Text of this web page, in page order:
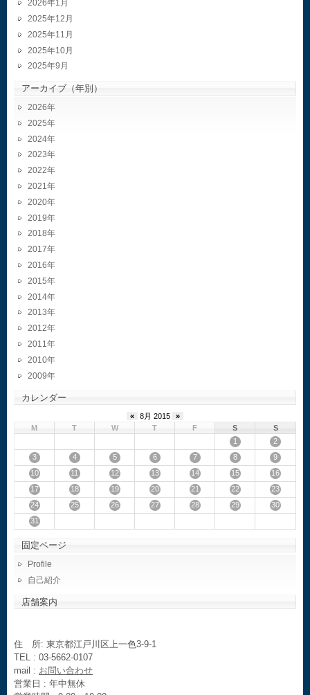
2026年1月
2025年12月
2025年11月
2025年10月
2025年9月
アーカイブ（年別）
2026
2025
2024
2023
2022
2021
2020
2019
2018
2017
2016
2015
2014
2013
2012
2011
2010
2009
カレンダー
« 8月 2015
»
M
T W T F S
S
1
2
3
4 5 6 7 8
9
10
11 12 13 14 15
16
17
18 19 20 21 22
23
24
25 26 27 28 29
30
31
固定ページ
Profile
自己紹介
店舗案内
住 所: 東京都江戸川区上一色3-9-1
TEL : 03-5662-0107
mail : お問い合わせ
営業日 : 年中無休